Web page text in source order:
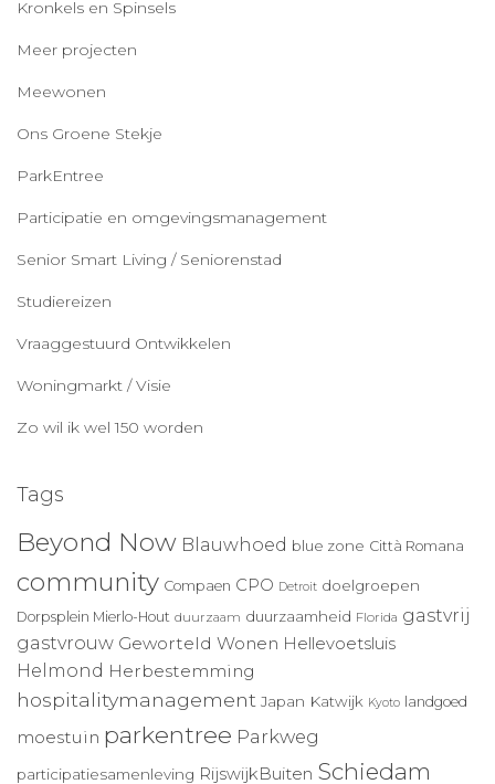
Kronkels en Spinsels
Meer projecten
Meewonen
Ons Groene Stekje
ParkEntree
Participatie en omgevingsmanagement
Senior Smart Living / Seniorenstad
Studiereizen
Vraaggestuurd Ontwikkelen
Woningmarkt / Visie
Zo wil ik wel 150 worden
Tags
Beyond Now Blauwhoed blue zone Città Romana
community Compaen CPO Detroit doelgroepen
Dorpsplein Mierlo-Hout duurzaam duurzaamheid Florida gastvrij
gastvrouw Geworteld Wonen Hellevoetsluis
Helmond Herbestemming
hospitalitymanagement Japan Katwijk Kyoto landgoed
moestuin parkentree Parkweg
participatiesamenleving RijswijkBuiten Schiedam